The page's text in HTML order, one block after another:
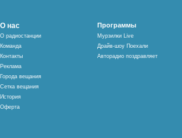
О нас
О радиостанции
Команда
Контакты
Реклама
Города вещания
Сетка вещания
История
Оферта
Программы
Мурзилки Live
Драйв-шоу Поехали
Авторадио поздравляет